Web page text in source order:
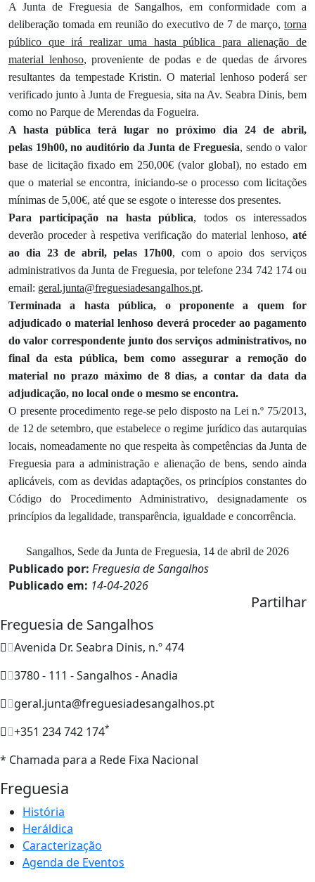
A Junta de Freguesia de Sangalhos, em conformidade com a
deliberação tomada em reunião do executivo de 7 de março, torna
público que irá realizar uma hasta pública para alienação de
material lenhoso, proveniente de podas e de quedas de árvores
resultantes da tempestade Kristin. O material lenhoso poderá ser
verificado junto à Junta de Freguesia, sita na Av. Seabra Dinis, bem
como no Parque de Merendas da Fogueira.
A hasta pública terá lugar no próximo dia 24 de abril,
pelas 19h00, no auditório da Junta de Freguesia, sendo o valor
base de licitação fixado em 250,00€ (valor global), no estado em
que o material se encontra, iniciando-se o processo com licitações
mínimas de 5,00€, até que se esgote o interesse dos presentes.
Para participação na hasta pública, todos os interessados
deverão proceder à respetiva verificação do material lenhoso, até
ao dia 23 de abril, pelas 17h00, com o apoio dos serviços
administrativos da Junta de Freguesia, por telefone 234 742 174 ou
email: geral.junta@freguesiadesangalhos.pt.
Terminada a hasta pública, o proponente a quem for
adjudicado o material lenhoso deverá proceder ao pagamento
do valor correspondente junto dos serviços administrativos, no
final da esta pública, bem como assegurar a remoção do
material no prazo máximo de 8 dias, a contar da data da
adjudicação, no local onde o mesmo se encontra.
O presente procedimento rege-se pelo disposto na Lei n.º 75/2013,
de 12 de setembro, que estabelece o regime jurídico das autarquias
locais, nomeadamente no que respeita às competências da Junta de
Freguesia para a administração e alienação de bens, sendo ainda
aplicáveis, com as devidas adaptações, os princípios constantes do
Código do Procedimento Administrativo, designadamente os
princípios da legalidade, transparência, igualdade e concorrência.
Sangalhos, Sede da Junta de Freguesia, 14 de abril de 2026
Publicado por: Freguesia de Sangalhos
Publicado em: 14-04-2026
Partilhar
Freguesia de Sangalhos
Avenida Dr. Seabra Dinis, n.º 474
3780 - 111 - Sangalhos - Anadia
geral.junta@freguesiadesangalhos.pt
+351 234 742 174*
* Chamada para a Rede Fixa Nacional
Freguesia
História
Heráldica
Caracterização
Agenda de Eventos